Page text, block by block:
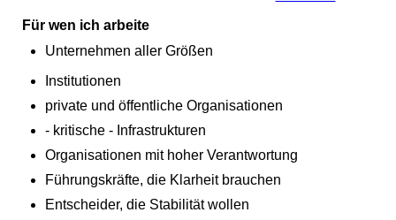
Für wen ich arbeite
Unternehmen aller Größen
Institutionen
private und öffentliche Organisationen
- kritische - Infrastrukturen
Organisationen mit hoher Verantwortung
Führungskräfte, die Klarheit brauchen
Entscheider, die Stabilität wollen